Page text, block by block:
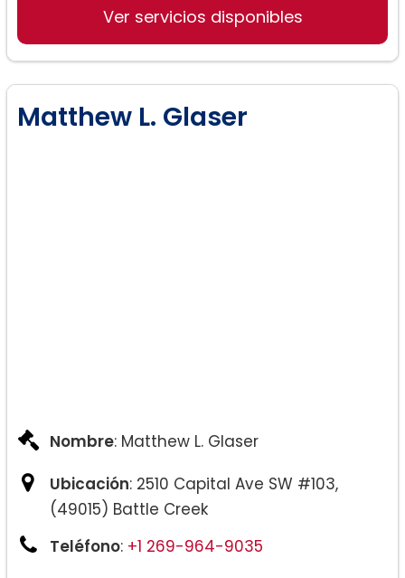
matrimoniales
Ver servicios disponibles
Matthew L. Glaser
Nombre: Matthew L. Glaser
Ubicación: 2510 Capital Ave SW #103,
(49015) Battle Creek
Teléfono: +1 269-964-9035